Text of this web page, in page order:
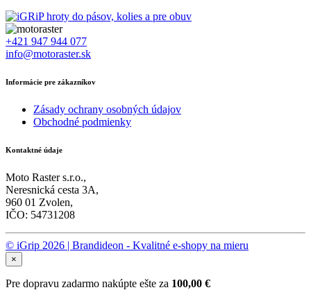
+421 947 944 077
info@motoraster.sk
Informácie pre zákazníkov
Zásady ochrany osobných údajov
Obchodné podmienky
Kontaktné údaje
Moto Raster s.r.o.,
Neresnická cesta 3A,
960 01 Zvolen,
IČO: 54731208
© iGrip 2026 | Brandideon - Kvalitné e-shopy na mieru
×
Pre dopravu zadarmo nakúpte ešte za 100,00 €